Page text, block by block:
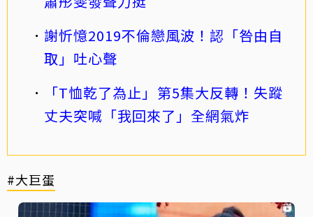
謝忻憶2019不倫戀風波！認「咎由自
取」吐心聲
「T恤乾了為止」第5集大反轉！失蹤
丈夫突喊「我回來了」全網氣炸
#大巨蛋